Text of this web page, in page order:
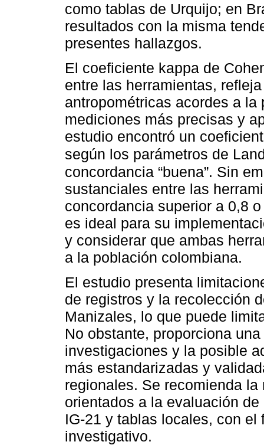
como tablas de Urquijo; en
resultados con la misma
presentes hallazgos.
El coeficiente kappa de
entre las herramientas,
antropométricas acordes a
mediciones más precisas y
estudio encontró un
según los parámetros de
concordancia “buena”. Sin
sustanciales entre las
concordancia superior a 0,8
es ideal para su
y considerar que ambas
a la población colombiana.
El estudio presenta
de registros y la recolección
Manizales, lo que puede
No obstante, proporciona
investigaciones y la posible
más estandarizadas y
regionales. Se recomienda
orientados a la evaluación
IG-21 y tablas locales, con
investigativo.